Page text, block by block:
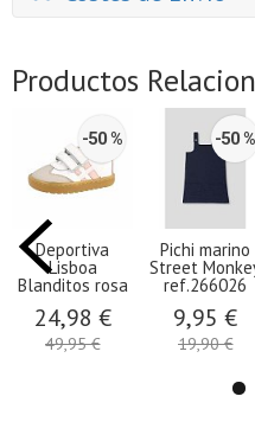
Productos
-50 %
Deportiva
Lisboa
Blanditos rosa
24,98 €
49,95 €
-50 %
Pichi marino
Street
ref.266026
9,95 €
19,90 €